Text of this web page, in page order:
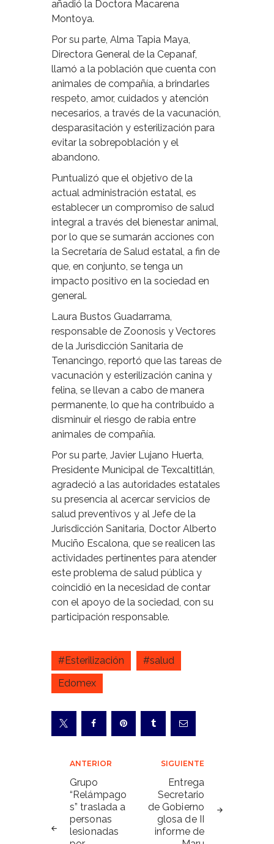
añadió la Doctora Macarena
Montoya.
Por su parte, Alma Tapia Maya,
Directora General de la Cepanaf,
llamó a la población que cuenta con
animales de compañía, a brindarles
respeto, amor, cuidados y atención
necesarios, a través de la vacunación,
desparasitación y esterilización para
evitar la sobrepoblación y el
abandono.
Puntualizó que el objetivo de la
actual administración estatal, es
establecer un compromiso de salud
integral a través del bienestar animal,
por lo que se sumarán acciones con
la Secretaría de Salud estatal, a fin de
que, en conjunto, se tenga un
impacto positivo en la sociedad en
general.
Laura Bustos Guadarrama,
responsable de Zoonosis y Vectores
de la Jurisdicción Sanitaria de
Tenancingo, reportó que las tareas de
vacunación y esterilización canina y
felina, se llevan a cabo de manera
permanente, lo que ha contribuido a
disminuir el riesgo de rabia entre
animales de compañía.
Por su parte, Javier Lujano Huerta,
Presidente Municipal de Texcaltitlán,
agradeció a las autoridades estatales
su presencia al acercar servicios de
salud preventivos y al Jefe de la
Jurisdicción Sanitaria, Doctor Alberto
Muciño Escalona, que se realicen las
actividades pertinentes para atender
este problema de salud pública y
coincidió en la necesidad de contar
con el apoyo de la sociedad, con su
participación responsable.
#Esterilización
#salud
Edomex
Navegación
de
entradas
ANTERIOR
Grupo
“Relámpago
s” traslada a
personas
lesionadas
SIGUIENTE
Entrega
Secretario
de Gobierno
glosa de II
informe de